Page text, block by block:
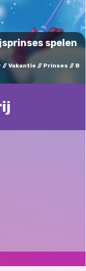
spelen
Vakantie Prinses
B